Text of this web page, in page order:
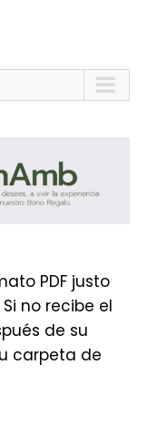
PDF justo
no recibe el
de su
carpeta de